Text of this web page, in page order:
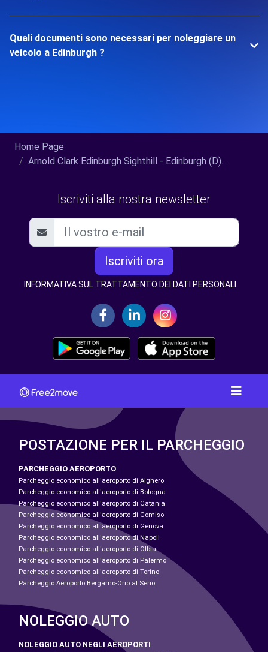
Quali documenti sono necessari per noleggiare un
veicolo a Edinburgh ?
Home Page
Arnold Clark Edinburgh Sighthill - Edinburgh (D)...
Iscriviti alla nostra newsletter
Iscriviti ora
INFORMATIVA SUL TRATTAMENTO DEI DATI PERSONALI
POSTAZIONE PER IL PARCHEGGIO
PARCHEGGIO AEROPORTO
Parcheggio economico all'aeroporto di Alghero
Parcheggio economico all'aeroporto di Bologna
Parcheggio economico all'aeroporto di Catania
Parcheggio economico all'aeroporto di Comiso
Parcheggio economico all'aeroporto di Genova
Parcheggio economico all'aeroporto di Napoli
Parcheggio economico all'aeroporto di Olbia
Parcheggio economico all'aeroporto di Palermo
Parcheggio economico all'aeroporto di Torino
Parcheggio Aeroporto Bergamo-Orio al Serio
NOLEGGIO AUTO
NOLEGGIO AUTO NEGLI AEROPORTI